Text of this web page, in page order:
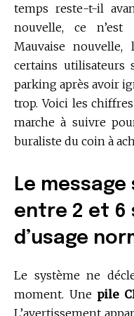
temps reste-t-il
nouvelle, ce n’est
Mauvaise
certains utilisateurs
parking après avoir
trop. Voici les
marche à suivre
buraliste du coin à
Le
entre 2 et 6
d’usage
Le système ne
moment. Une pile
L’avertissement